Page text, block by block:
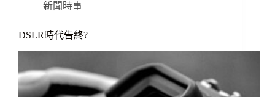
新聞時事
DSLR時代告終?